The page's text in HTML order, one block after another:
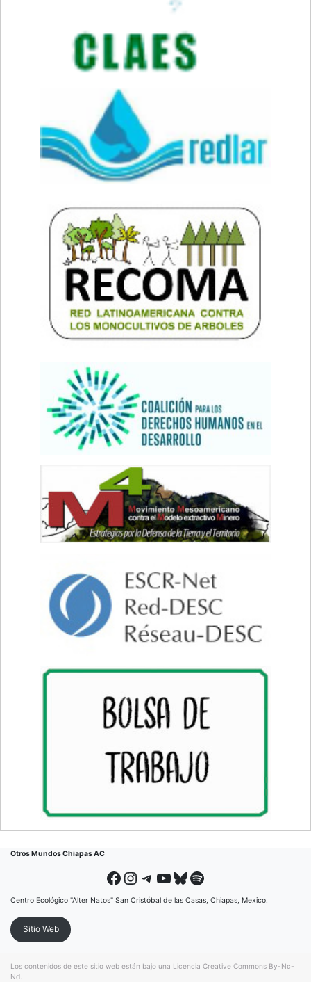
Otros Mundos Chiapas AC
Facebook Instagram Telegram YouTube Bluesky Spotify
Centro Ecológico "Alter Natos" San Cristóbal de las Casas, Chiapas, Mexico.
Sitio Web
Los contenidos de este sitio web están bajo una Licencia Creative Commons By-Nc-
Nd